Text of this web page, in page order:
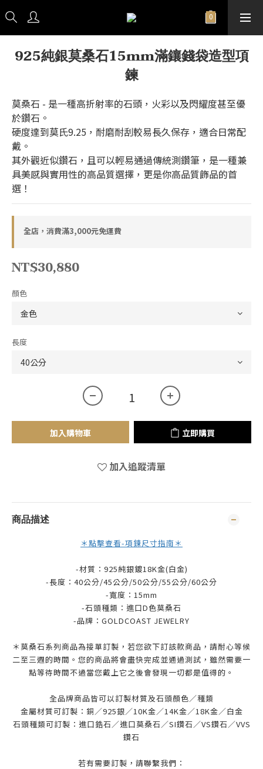
925純銀莫桑石15mm滿鑲錢袋造型項
鍊
莫桑石 - 是一種高折射率的石頭，火彩以及閃耀度甚至優
於鑽石。
硬度達到莫氏9.25，耐磨耐刮較易長久保存，適合日常配
戴。
其外觀近似鑽石，且可以輕易通過傳統測鑽筆，是一種兼
具美感與實用性的高品質選擇，更是你高品質飾品的首
選！
全店，消費滿3,000元免運費
NT$30,880
顏色
長度
加入購物車 立即購買
加入追蹤清單
商品描述
＊點擊查看-項鍊尺寸指南＊
-材質：925純銀鍍18K金(白金)
-長度：40公分/45公分/50公分/55公分/60公分
-寬度：15mm
-石頭種類： 進口D色莫桑石
-品牌： GOLDCOAST JEWELRY
＊莫桑石系列商品為接單訂製，若您欲下訂該款商品，請耐心等候
二至三週的時間。您的商品將會盡快完成並通過測試，雖然需要一
點等待時間不過當您戴上它之後會發現一切都是值得的。
全品牌商品皆可以訂製材質及石頭顏色／種類
金屬材質可訂製：銅／925銀／10K金／14K金／18K金／白金
石頭種類可訂製：進口鋯石／進口莫桑石／SI鑽石／VS鑽石／VVS
鑽石
若有需要訂製，請聯繫我們：